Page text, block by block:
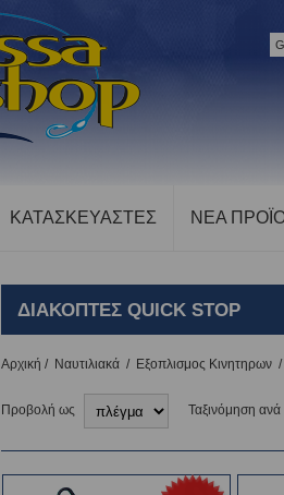
ΚΑΤΑΣΚΕΥΑΣΤΕΣ ΝΕΑ
ΔΙΑΚΟΠΤΕΣ QUICK STOP
Αρχική / Ναυτιλιακά / Εξοπλισμος Κινητηρων /
Προβολή ως Ταξινόμηση ανά